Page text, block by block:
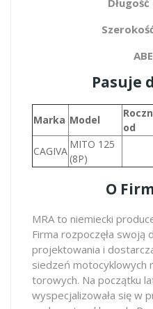
Pasuje
Marka Model
od
CAGIVA
MITO 125
(8P)
O
MRA to niemiecki
Firma rozpoczęła swoją
projektowania i
siedzeń motocyklowych
torowych. Na początku
wyspecjalizowała się w